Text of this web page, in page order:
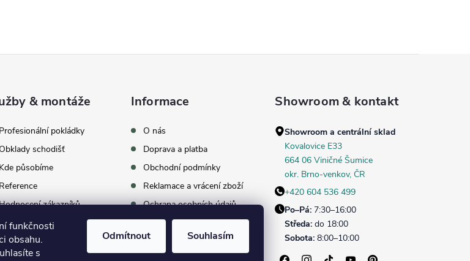
funkčnosti
obsahu.
s
Odmítnout Souhlasím
& montáže
Profesionální pokládky
schodišť
Kde působíme
Reference
zákazníků
Proč vybrat BUKOMU
Informace
O nás
Doprava a platba
Obchodní podmínky
Reklamace a vrácení zboží
Ochrana osobních údajů
Archív vyprodaných dekorů
Kontakty
Showroom & kontakt
Showroom a centrální sklad
Kovalovice E33
664 06 Viničné Šumice
okr. Brno‑venkov, ČR
+420 604 536 499
Po–Pá: 7:30–16:00
Středa: do 18:00
Sobota: 8:00–10:00